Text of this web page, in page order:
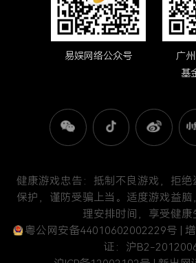
易娱网络公众号
广
基
健康游戏忠告：抵制不良游戏，拒
保护，谨防受骗上当。适度游戏益
理安排时间，享受健康
粤公网安备44010602002229号 |
证：沪B2-